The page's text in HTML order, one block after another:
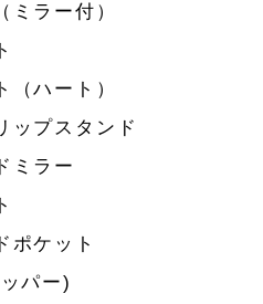
ミラー付）
（ハート）
ップスタンド
ミラー
ポケット
パー)